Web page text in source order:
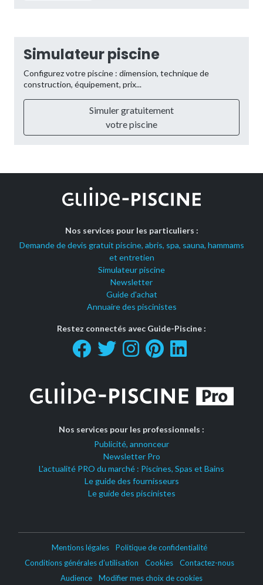
Simulateur piscine
Configurez votre piscine : dimension, technique de
construction, équipement, prix...
Simuler gratuitement
votre piscine
Nos services pour les particuliers :
Demande de devis gratuit piscine, abris, spa, sauna, hammams
et entretien
Simulateur piscine
Newsletter
Guide d'achat
Annuaire des piscinistes
Restez connectés avec Guide-Piscine :
Nos services pour les professionnels :
Publicité, annonceur
Newsletter Pro
L'actualité PRO du marché : Piscines, Spas et Bains
Le guide des fournisseurs
Le guide des piscinistes
Mentions légales
Politique de confidentialité
Conditions générales d’utilisation
Cookies
Contactez-nous
Audience
Modifier mes choix de cookies